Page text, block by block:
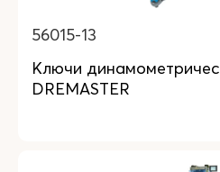
56015-13
Ключи
DREMASTER